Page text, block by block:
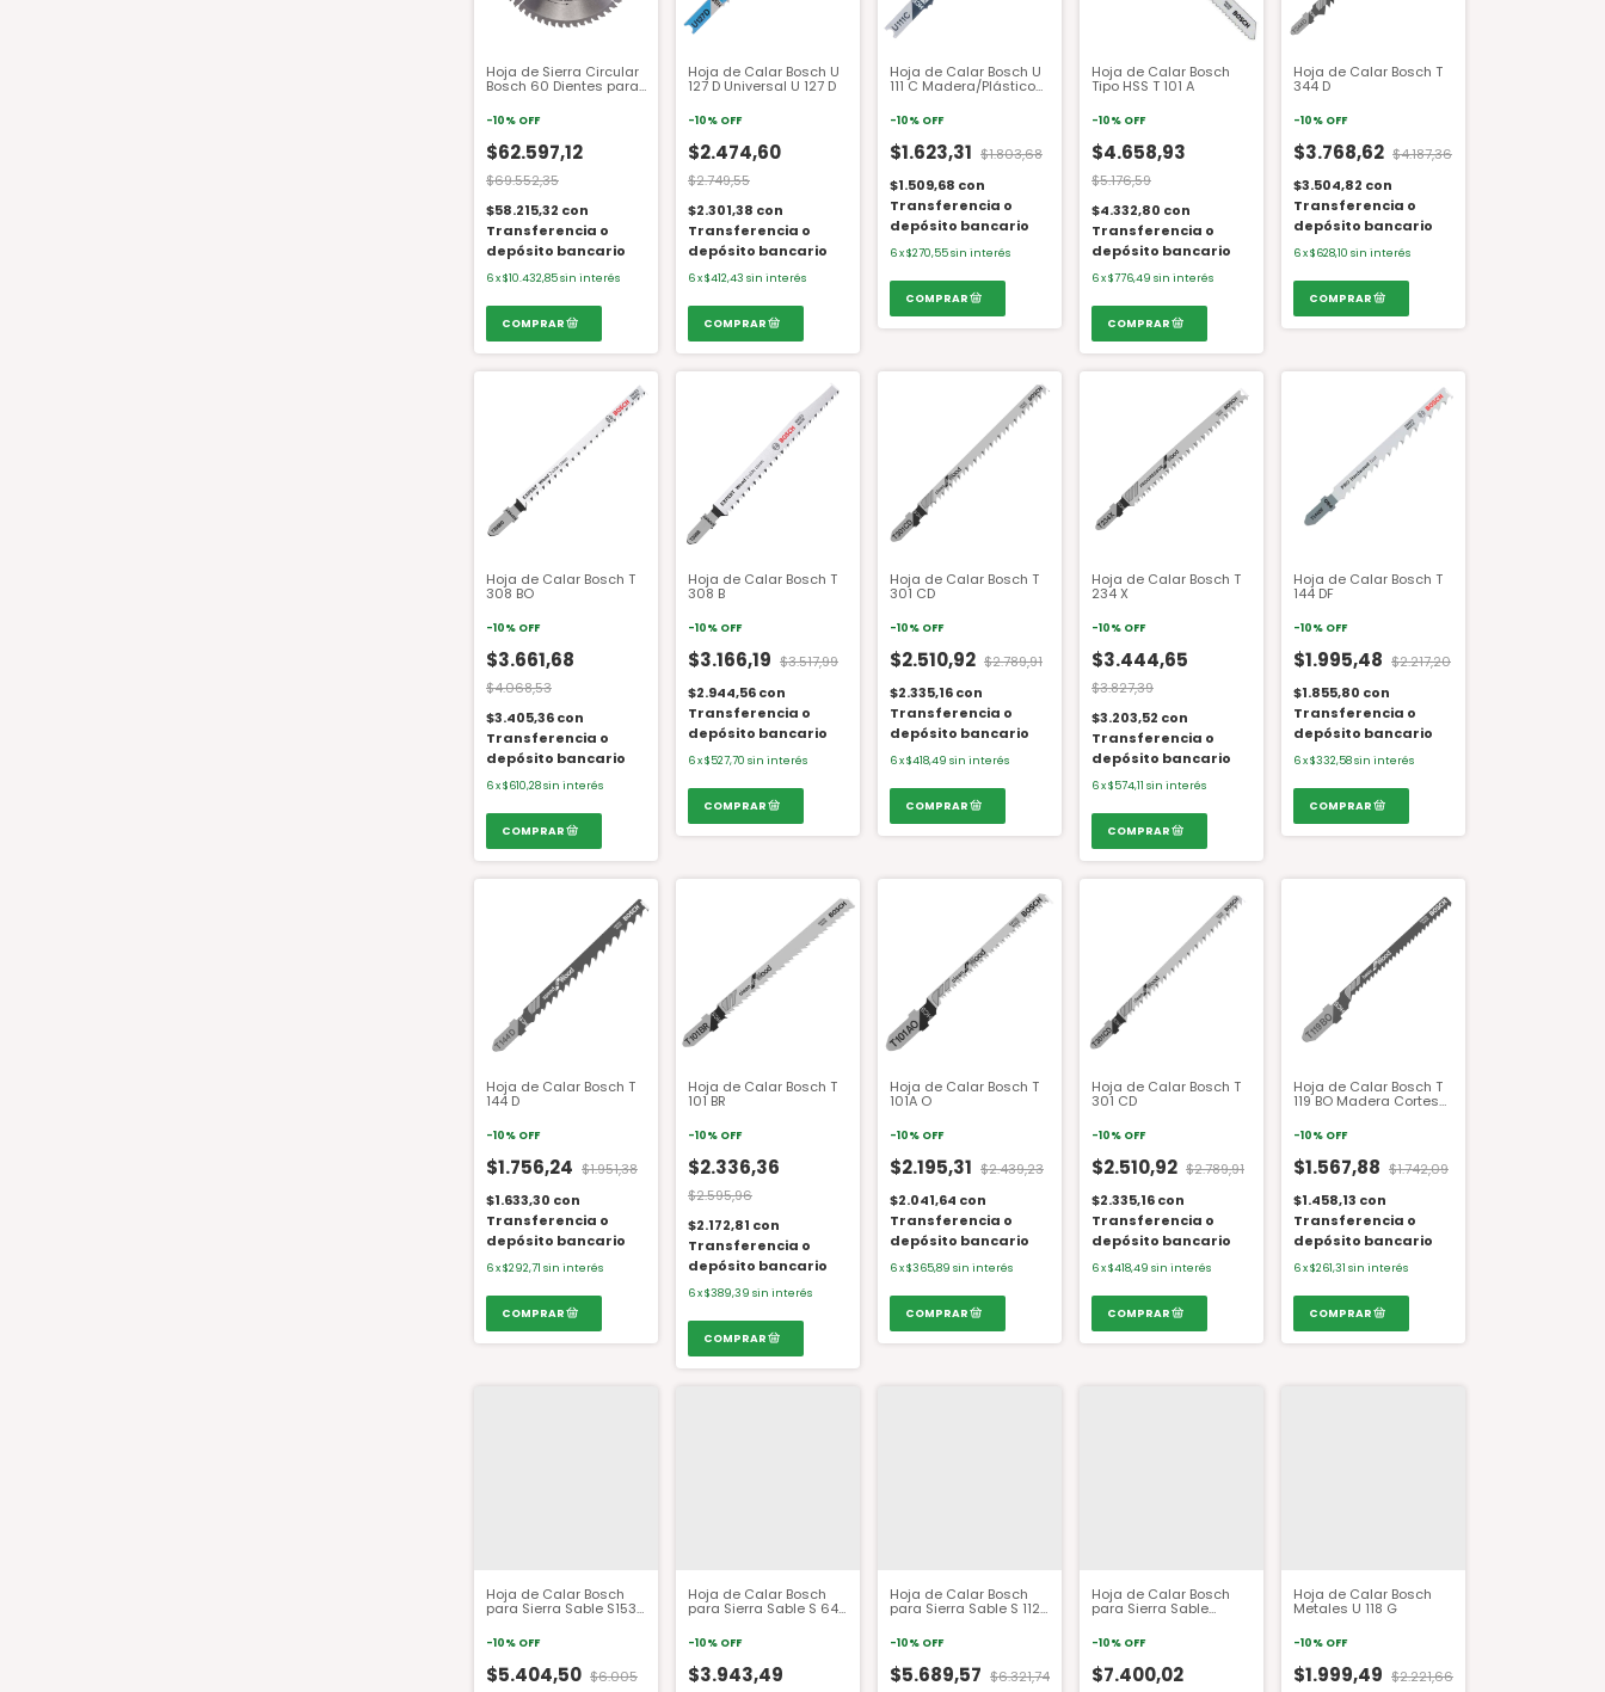
Hoja de Sierra Circular
Bosch 60 Dientes para
10"
-10% OFF
$62.597,12
$69.552,35
$58.215,32 con
Transferencia o
depósito bancario
6x$10.432,85sin interés
Hoja de Calar Bosch U
127 D Universal U 127 D
-10% OFF
$2.474,60
$2.749,55
$2.301,38 con
Transferencia o
depósito bancario
6x$412,43 sin interés
Hoja de Calar Bosch U
111 C Madera/Plásticos
-10% OFF
$1.623,31 $1.803,68
$1.509,68 con
Transferencia o
depósito bancario
6x$270,55sin interés
Hoja de Calar Bosch
Tipo HSS T 101 A
-10% OFF
$4.658,93
$5.176,59
$4.332,80 con
Transferencia o
depósito bancario
6x$776,49 sin interés
Hoja de Calar Bosch T
344 D
-10% OFF
$3.768,62 $4.187,36
$3.504,82 con
Transferencia o
depósito bancario
6x$628,10 sin interés
Hoja de Calar Bosch T
308 BO
-10% OFF
$3.661,68
$4.068,53
$3.405,36con
Transferencia o
depósito bancario
6x$610,28sin interés
Hoja de Calar Bosch T
308 B
-10% OFF
$3.166,19 $3.517,99
$2.944,56con
Transferencia o
depósito bancario
6x$527,70 sin interés
Hoja de Calar Bosch T
301 CD
-10% OFF
$2.510,92 $2.789,91
$2.335,16con
Transferencia o
depósito bancario
6x$418,49 sin interés
Hoja de Calar Bosch T
234 X
-10% OFF
$3.444,65
$3.827,39
$3.203,52 con
Transferencia o
depósito bancario
6x$574,11 sin interés
Hoja de Calar Bosch T
144 DF
-10% OFF
$1.995,48 $2.217,20
$1.855,80 con
Transferencia o
depósito bancario
6x$332,58sin interés
Hoja de Calar Bosch T
144 D
-10% OFF
$1.756,24 $1.951,38
$1.633,30 con
Transferencia o
depósito bancario
6x$292,71 sin interés
Hoja de Calar Bosch T
101 BR
-10% OFF
$2.336,36
$2.595,96
$2.172,81 con
Transferencia o
depósito bancario
6x$389,39 sin interés
Hoja de Calar Bosch T
101A O
-10% OFF
$2.195,31 $2.439,23
$2.041,64 con
Transferencia o
depósito bancario
6x$365,89 sin interés
Hoja de Calar Bosch T
301 CD
-10% OFF
$2.510,92 $2.789,91
$2.335,16con
Transferencia o
depósito bancario
6x$418,49 sin interés
Hoja de Calar Bosch T
119 BO Madera Cortes
-10% OFF
$1.567,88 $1.742,09
$1.458,13 con
Transferencia o
depósito bancario
6x$261,31 sin interés
Hoja de Calar Bosch
para Sierra Sable S1531
-10% OFF
$5.404,50 $6.005
Hoja de Calar Bosch
para Sierra Sable S 644
-10% OFF
$3.943,49
Hoja de Calar Bosch
para Sierra Sable S 1122
-10% OFF
$5.689,57 $6.321,74
Hoja de Calar Bosch
para Sierra Sable
-10% OFF
$7.400,02
Hoja de Calar Bosch
Metales U 118 G
-10% OFF
$1.999,49 $2.221,66